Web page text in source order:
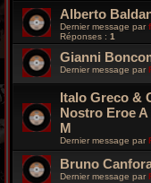
Alberto
Dernier message par
Réponses : 1
Gianni
Dernier message par
Italo Greco &
Nostro Eroe
M
Dernier message par
Bruno
Dernier message par